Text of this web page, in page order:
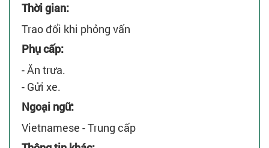
Thời gian:
Trao đổi khi phỏng vấn
Phụ cấp:
- Ăn trưa.
- Gửi xe.
Ngoại ngữ:
Vietnamese - Trung cấp